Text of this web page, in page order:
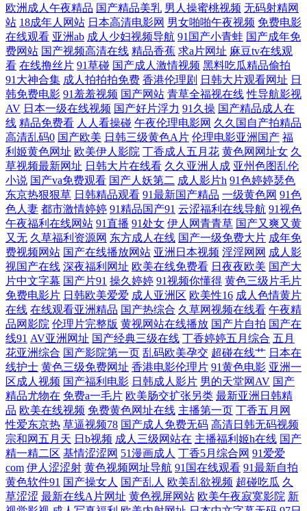
视频亚洲综合在线精品 久久人妻麻豆 亚洲色图综合 国产视频欧美专区 天
天日天天干aⅤ 电梯控制系统 人妖色色狼网站 bt链接磁力天堂 欧美日韩卡1
专区国产精品 亚洲欧洲偷拍校园另类 国产专区精品久 午夜一级免费 国产
成年人视 日韩精品影视二区 百度影视在线观看 激情综合五月 亚洲男人aⅴ
第一网站 国产屎交在线观看 天天弄日日搞 动漫在线 日本中文 99精品国产
免费 欧美AA潮喷 最新国产午夜在线观看 老太做爰xxx 91九色老熟女免国
欧美a级完整在线观看 最新开变态传奇 美女羞羞免费视频 在线观看肏屄视
频 久热这里只有精品12 在线91国产视频 激情婷婷丁香五月色综合 亚洲高
清无码专区 国产天堂在线丝袜一区 午夜国产精品福利视 国产精品扒开腿
做爽爽爽A片软件 天龙高清影院 都市激情亚 日本综合自拍亚 超碰97无码
日本乳巨女污、在线 av深夜福利 欧美激情中文 91视频人人 欧美人成综合
视频在线 91豆花tv 欧美日韩啊V comwwwcomwwwwwwwww 欧美色就是
色 91宅男网 欧美日韩亚洲国产成人十区综合 亚洲黄色在线看 乱伦亚洲免
费日本 拍在线播放 激情妞妞色 亚洲裸男gv网站 国产天天看天天片 微拍国
产 国产精品精品自产拍 他心不难测短剧免费观看 国产精品免费在线播放
欧洲成人午夜精品 国产精品美乳 男人操蜜桃视频 无码射精网
站 18成年人网站 日本高清电影网 男女啪啪午夜视频 免费电影
在线观看 亚洲ab 成人少妇视频导航 91国产小青蛙 国产成年免
费网站 国产视频高清在线 精品香蕉 求a片网址 麻豆tv在线观
看 在线撸丝片 91草碰 国产成人激情视频 黑料吃瓜精品偷拍
91大神合集 成人拍拍拍免费 香港伦理剧 日韩大片观看网址 日
韩免费电影 91羞羞视频 国产网站 青草全福视在线 性导航影视
AV 日本一级在线视频 国产好片浮力 91久操 国产精品成人在
线 精品免费看 人人看操碰 午夜伦理电影网 久久国自产拍精品
高清乱码0 国产欧美 日韩三级黄色A片 伦理电影亚洲国产 福
利姬黄色网址 欧美伊人影院 丁香成人五月花 黄色网网址女 久
草视频最新网址 日韩大片在线看 久久亚洲人成 亚州色图乱伦
小说 国产va免费观看 国产人妖第二 成人影片h 91色婷婷瑟色
东京热狠狠草 日韩精品观看 91最新国产精品 一级黄色网 91色
色人妻 都市激情婷婷 91精品国产91 云涩福利在线导航 91视色
午夜福利在线网站 91直播 91处女 伊人网青青草 国产又爽又黄
又无 久草福利资源网 东方成人在线 国产一级免费大片 成年免
费视频网站 国产在线播放网站 亚洲日本视频 淫淫网网 成人影
视国产在线 深夜福利网址 欧美在线免费看 日夜夜欧美 国产大
片中文字幕 国产片91 操久婷婷 91视频你懂得 黄色三级片毛片
免费电影片 日韩欧美爱爱 成人亚洲区 欧美性16 成人色情黄片
在线 在线观看亚洲精品 国产热综合 久草网视频在线看 午夜精
品网影院 伦理片完整版 黄视网站在线播放 国产片自拍 国产在
线91 AV亚洲网址 国产经典三级在线 丁香婷婷五月综合 五月
花亚洲综合 国产影院第一页 乱码欧美孕交 超碰在线艹 日本在
线护士 黄色三级免费网址 香港电影伦理片 91黄色电影 亚洲一
区成人视频 国产福利电影 日韩成人影片 男的天堂网AV 国产
精品尤物在 免费a一毛片 欧美肠交扩张另类 最新亚洲日韩精
品 欧美在线视频 免费黄色网址在线 主播第一页 丁香五月网
性爱东京热 草逼视频78 国产成人免费无码 高清日韩无码视频
宗和网五月天 日b视频 成人三级网站在 主播福利姬h在线 国产
精一精二区 基情涩涩网 51漫画成人 丁香5月综合网 91爱爱
com 伊人涩涩射 黄色视频网址导航 91国在线观看 91最新自拍
黄色软件91 国产操女人 国产乱人 欧美乱欲视频 超碰吃瓜 久
草涩涩 最新在线A片网址 黄色视屏网站 欧美午夜寂寞影院 新